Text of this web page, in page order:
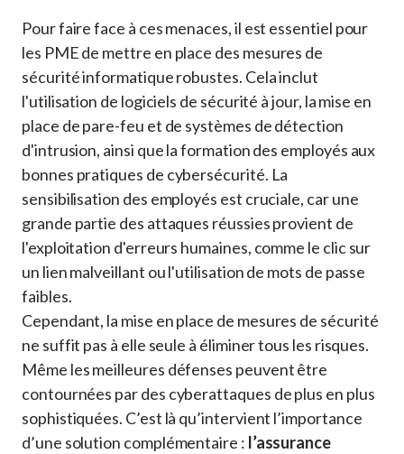
Pour faire face à ces menaces, il est essentiel pour
les PME de mettre en place des mesures de
sécurité informatique robustes. Cela inclut
l'utilisation de logiciels de sécurité à jour, la mise en
place de pare-feu et de systèmes de détection
d'intrusion, ainsi que la formation des employés aux
bonnes pratiques de cybersécurité. La
sensibilisation des employés est cruciale, car une
grande partie des attaques réussies provient de
l'exploitation d'erreurs humaines, comme le clic sur
un lien malveillant ou l'utilisation de mots de passe
faibles.
Cependant, la mise en place de mesures de sécurité
ne suffit pas à elle seule à éliminer tous les risques.
Même les meilleures défenses peuvent être
contournées par des cyberattaques de plus en plus
sophistiquées. C’est là qu’intervient l’importance
d’une solution complémentaire : l’assurance